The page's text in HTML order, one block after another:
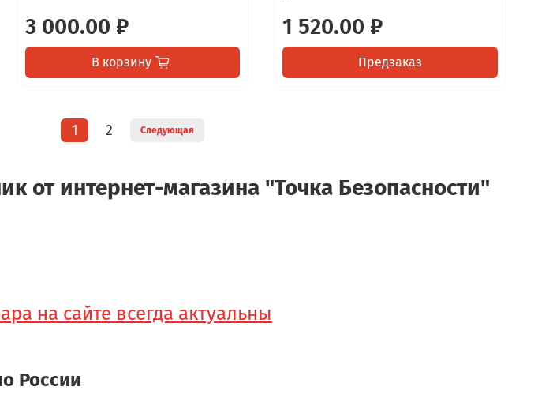
3 000.00 ₽
В корзину
1 520.00 ₽
Предзаказ
1 2 Следующая
от интернет-магазина "Точка Безопасности"
на сайте всегда актуальны
России